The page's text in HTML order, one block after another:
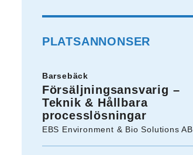
PLATSANNONSER
Barsebäck
Försäljningsansvarig –
Teknik & Hållbara
processlösningar
EBS Environment & Bio Solutions AB